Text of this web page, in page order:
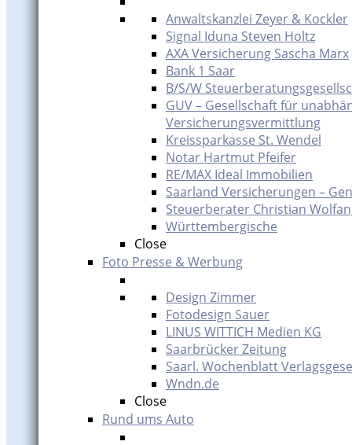
Anwaltskanzlei Zeyer & Kockler
Signal Iduna Steven Holtz
AXA Versicherung Sascha Marx
Bank 1 Saar
B/S/W
GUV – Gesellschaft für
Versicherungsvermittlung
Kreissparkasse St. Wendel
Notar Hartmut Pfeifer
RE/MAX Ideal Immobilien
Saarland Versicherungen –
Steuerberater Christian
Württembergische
Close
Foto Presse & Werbung
Design Zimmer
Fotodesign Sauer
LINUS WITTICH Medien KG
Saarbrücker Zeitung
Saarl. Wochenblatt
Wndn.de
Close
Rund ums Auto